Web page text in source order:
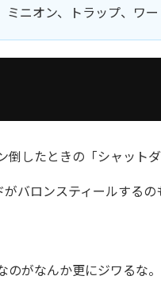
ミニオン、トラップ、ワ
倒したときの「シャット
がバロンスティールするの
のがなんか更にジワるな。